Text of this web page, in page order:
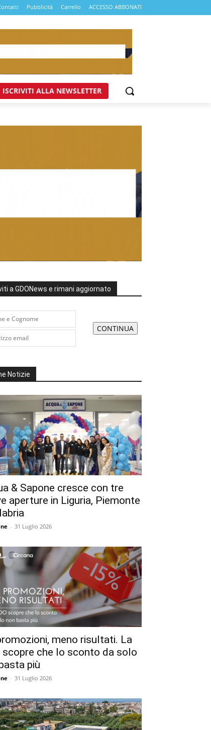
Pubblicità Carrello ACCESSO ABBONATI
ISCRIVITI ALLA NEWSLETTER
a GDONews e rimani aggiornato
Notizie
& Sapone cresce con tre
aperture in Liguria, Piemonte
- 31 Luglio 2026
meno risultati. La
scopre che lo sconto da solo
più
- 31 Luglio 2026